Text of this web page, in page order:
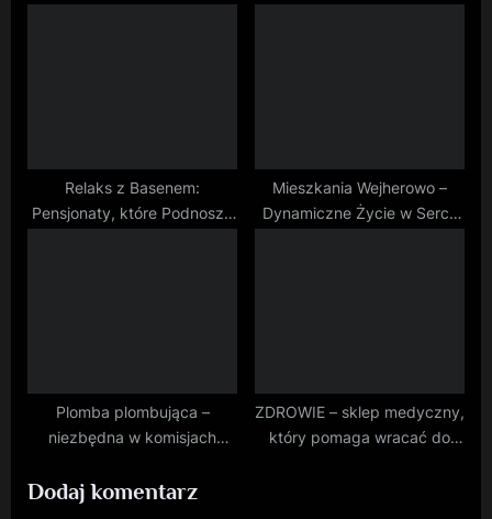
Relaks z Basenem:
Pensjonaty, które Podnoszą
Mieszkania Wejherowo –
Dynamiczne Życie w Sercu
Plomba plombująca –
niezbędna w komisjach
ZDROWIE – sklep medyczny,
który pomaga wracać do
Dodaj komentarz